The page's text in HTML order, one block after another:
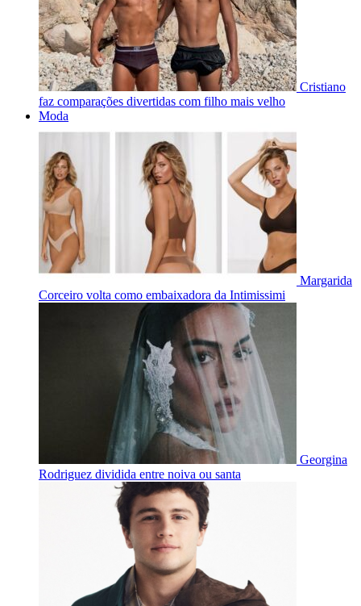
Cristiano
faz comparações divertidas com filho mais velho
Moda
Margarida
Corceiro volta como embaixadora da Intimissimi
Georgina
Rodriguez dividida entre noiva ou santa